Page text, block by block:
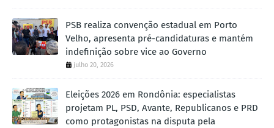
PSB realiza convenção estadual em Porto
Velho, apresenta pré-candidaturas e mantém
indefinição sobre vice ao Governo
julho 20, 2026
Eleições 2026 em Rondônia: especialistas
projetam PL, PSD, Avante, Republicanos e PRD
como protagonistas na disputa pela